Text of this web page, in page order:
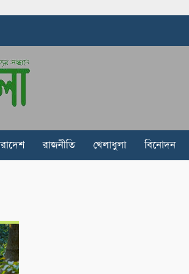
রাজনীতি খেলাধুলা বিনোদন